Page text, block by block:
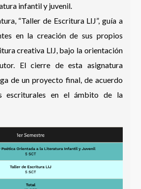
infantil y juvenil.
“Taller de Escritura LIJ”, guía a
en la creación de sus propios
creativa LIJ, bajo la orientación
El cierre de esta asignatura
de un proyecto final, de acuerdo
escriturales en el ámbito de la